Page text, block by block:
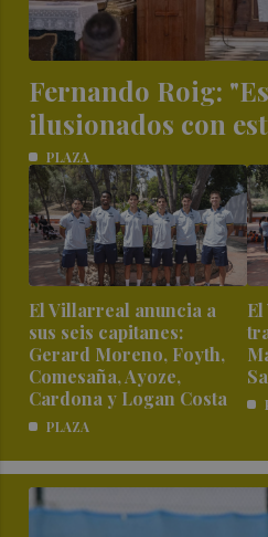
Fernando Roig:
ilusionados con
PLAZA
El Villarreal anuncia a
sus seis capitanes:
Gerard Moreno, Foyth,
Comesaña, Ayoze,
Cardona y Logan Costa
PLAZA